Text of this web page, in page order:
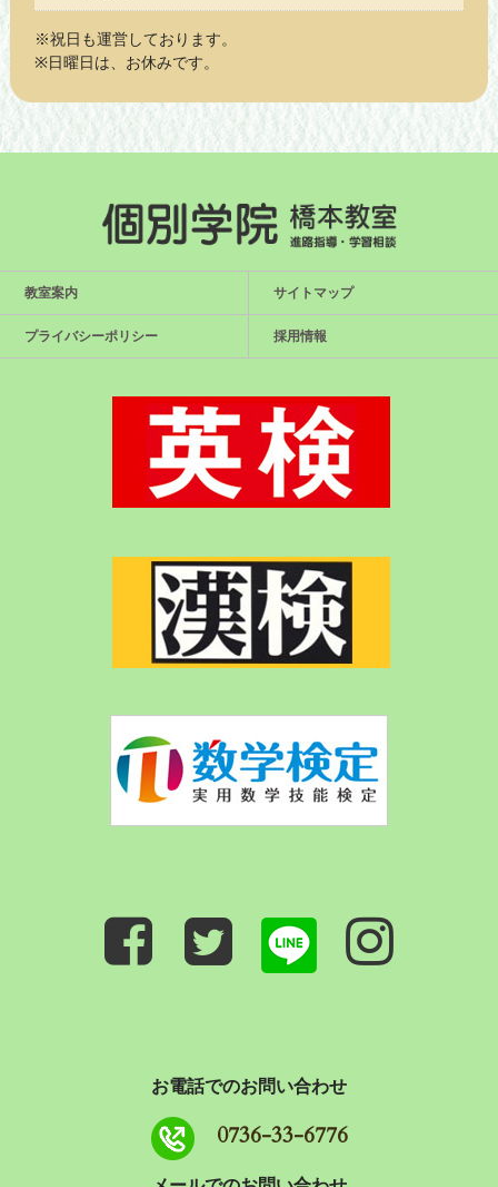
※祝日も運営しております。
※日曜日は、お休みです。
教室案内 サイトマップ
プライバシーポリシー 採用情報
お電話でのお問い合わせ
0736-33-6776